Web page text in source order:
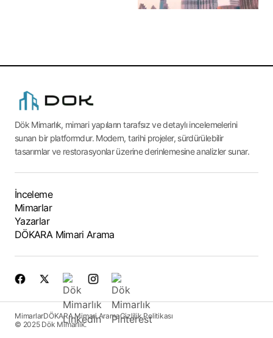
Dök Mimarlık, mimari yapıların tarafsız ve detaylı incelemelerini
sunan bir platformdur. Modern, tarihi projeler, sürdürülebilir
tasarımlar ve restorasyonlar üzerine derinlemesine analizler sunar.
İnceleme
Mimarlar
Yazarlar
DÖKARA Mimari Arama
MimarlarDÖKARA Mimari AramaGizlilik Politikası
© 2025 Dök Mimarlık.